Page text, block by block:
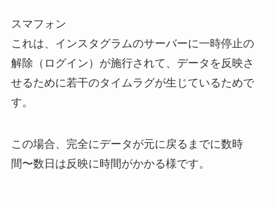
スマフォン
これは、インスタグラムのサーバーに一時停止の
解除（ログイン）が施行されて、データを反映さ
せるために若干のタイムラグが生じているためで
す。
この場合、完全にデータが元に戻るまでに数時
間〜数日は反映に時間がかかる様です。